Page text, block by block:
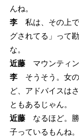
んね。
李 私は、その上
グされてる」って
な。
近藤 マウンティ
李 そうそう。女
ど、アドバイスは
ともあるじゃん。
近藤 なるほど。
子っているもんね